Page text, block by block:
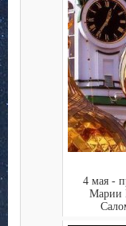
4 мая -
Марии